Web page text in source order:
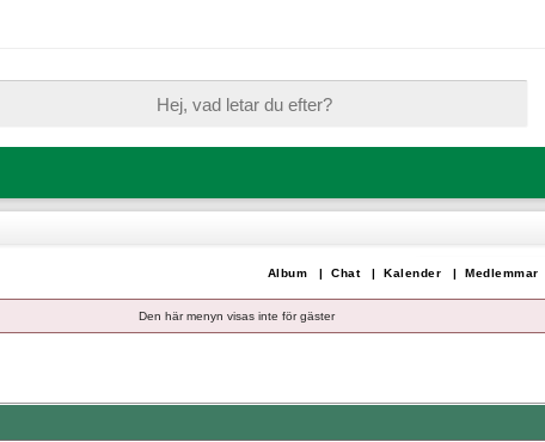
Medlemmar
Kalender |
Chat |
Album |
Den här menyn visas inte för gäster